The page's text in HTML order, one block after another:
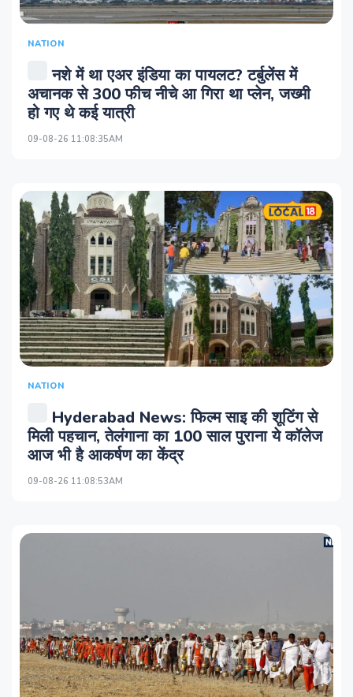
NATION
नशे में था एअर इंडिया का पायलट? टर्बुलेंस में
अचानक से 300 फीच नीचे आ गिरा था प्लेन, जख्मी
हो गए थे कई यात्री
09-08-26 11:08:35AM
NATION
Hyderabad News: फिल्म साइ की शूटिंग से
मिली पहचान, तेलंगाना का 100 साल पुराना ये कॉलेज
आज भी है आकर्षण का केंद्र
09-08-26 11:08:53AM